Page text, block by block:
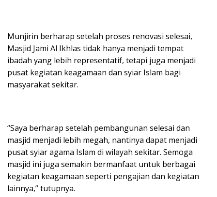
Munjirin berharap setelah proses renovasi selesai,
Masjid Jami Al Ikhlas tidak hanya menjadi tempat
ibadah yang lebih representatif, tetapi juga menjadi
pusat kegiatan keagamaan dan syiar Islam bagi
masyarakat sekitar.
“Saya berharap setelah pembangunan selesai dan
masjid menjadi lebih megah, nantinya dapat menjadi
pusat syiar agama Islam di wilayah sekitar. Semoga
masjid ini juga semakin bermanfaat untuk berbagai
kegiatan keagamaan seperti pengajian dan kegiatan
lainnya,” tutupnya.